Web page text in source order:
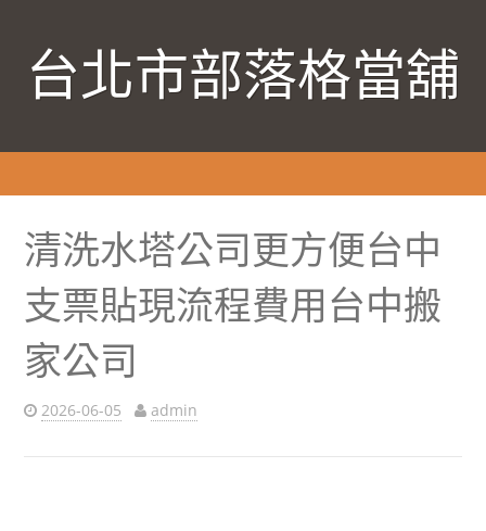
台北市部落格當舖
清洗水塔公司更方便台中
支票貼現流程費用台中搬
家公司
2026-06-05 admin